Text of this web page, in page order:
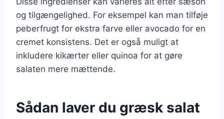
og tilgængelighed. For eksempel kan man tilføje
peberfrugt for ekstra farve eller avocado for en
cremet konsistens. Det er også muligt at
inkludere kikærter eller quinoa for at gøre
salaten mere mættende.
Sådan laver du græsk salat